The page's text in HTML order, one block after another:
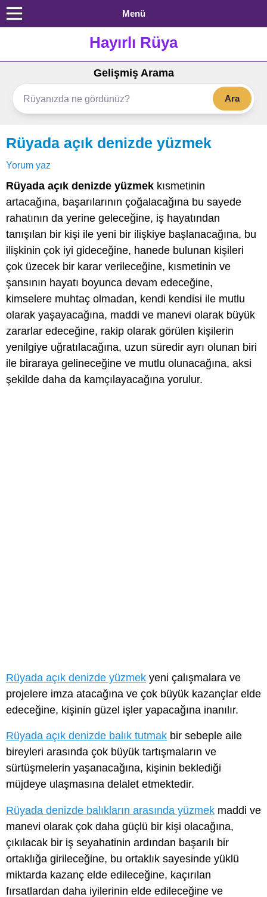
Menü
Hayırlı Rüya
Gelişmiş Arama
Ara
Rüyada açık denizde yüzmek
Yorum yaz
Rüyada açık denizde yüzmek kısmetinin
artacağına, başarılarının çoğalacağına bu sayede
rahatının da yerine geleceğine, iş hayatından
tanışılan bir kişi ile yeni bir ilişkiye başlanacağına, bu
ilişkinin çok iyi gideceğine, hanede bulunan kişileri
çok üzecek bir karar verileceğine, kısmetinin ve
şansının hayatı boyunca devam edeceğine,
kimselere muhtaç olmadan, kendi kendisi ile mutlu
olarak yaşayacağına, maddi ve manevi olarak büyük
zararlar edeceğine, rakip olarak görülen kişilerin
yenilgiye uğratılacağına, uzun süredir ayrı olunan biri
ile biraraya gelineceğine ve mutlu olunacağına, aksi
şekilde daha da kamçılayacağına yorulur.
Rüyada açık denizde yüzmek yeni çalışmalara ve
projelere imza atacağına ve çok büyük kazançlar elde
edeceğine, kişinin güzel işler yapacağına inanılır.
Rüyada açık denizde balık tutmak bir sebeple aile
bireyleri arasında çok büyük tartışmaların ve
sürtüşmelerin yaşanacağına, kişinin beklediği
müjdeye ulaşmasına delalet etmektedir.
Rüyada denizde balıkların arasında yüzmek maddi ve
manevi olarak çok daha güçlü bir kişi olacağına,
çıkılacak bir iş seyahatinin ardından başarılı bir
ortaklığa girileceğine, bu ortaklık sayesinde yüklü
miktarda kazanç elde edileceğine, kaçırılan
fırsatlardan daha iyilerinin elde edileceğine ve